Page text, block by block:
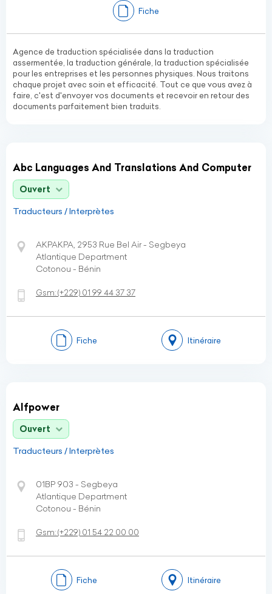
Fiche
Agence de traduction spécialisée dans la traduction
assermentée, la traduction générale, la traduction spécialisée
pour les entreprises et les personnes physiques. Nous traitons
chaque projet avec soin et efficacité. Tout ce que vous avez à
faire, c'est d'envoyer vos documents et recevoir en retour des
documents parfaitement bien traduits.
Abc Languages And Translations And Computer
Ouvert
Traducteurs / Interprètes
AKPAKPA, 2953 Rue Bel Air - Segbeya
Atlantique Department
Cotonou - Bénin
Gsm:(+229) 01 99 44 37 37
Fiche Itinéraire
Alfpower
Ouvert
Traducteurs / Interprètes
01BP 903 - Segbeya
Atlantique Department
Cotonou - Bénin
Gsm:(+229) 01 54 22 00 00
Fiche Itinéraire